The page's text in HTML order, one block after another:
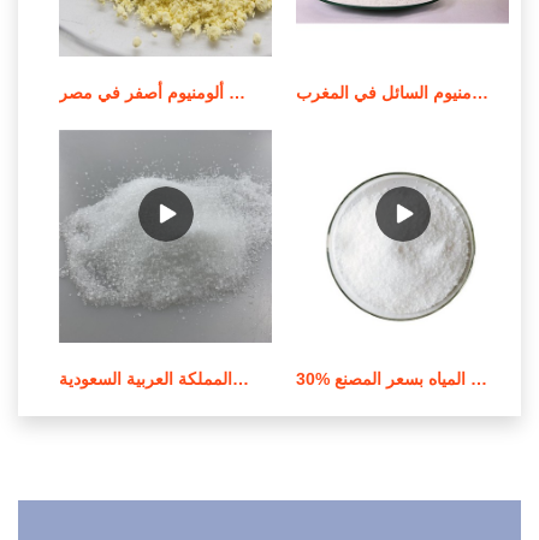
سعر المصنع باك 30% كلوريد بولي ألومنيوم أصفر في مصر موردي كلوريد الحديديك بولي الألومنيوم السائل في المغرب
مسحوق أصفر فاتح بولي كلوريد الألومنيوم من المملكة العربية السعودية 30% باك بولي كلوريد الألومنيوم لمعالجة المياه بسعر المصنع